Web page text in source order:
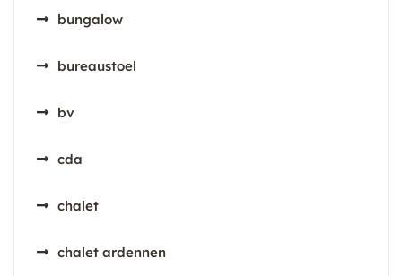
bungalow
bureaustoel
bv
cda
chalet
chalet ardennen